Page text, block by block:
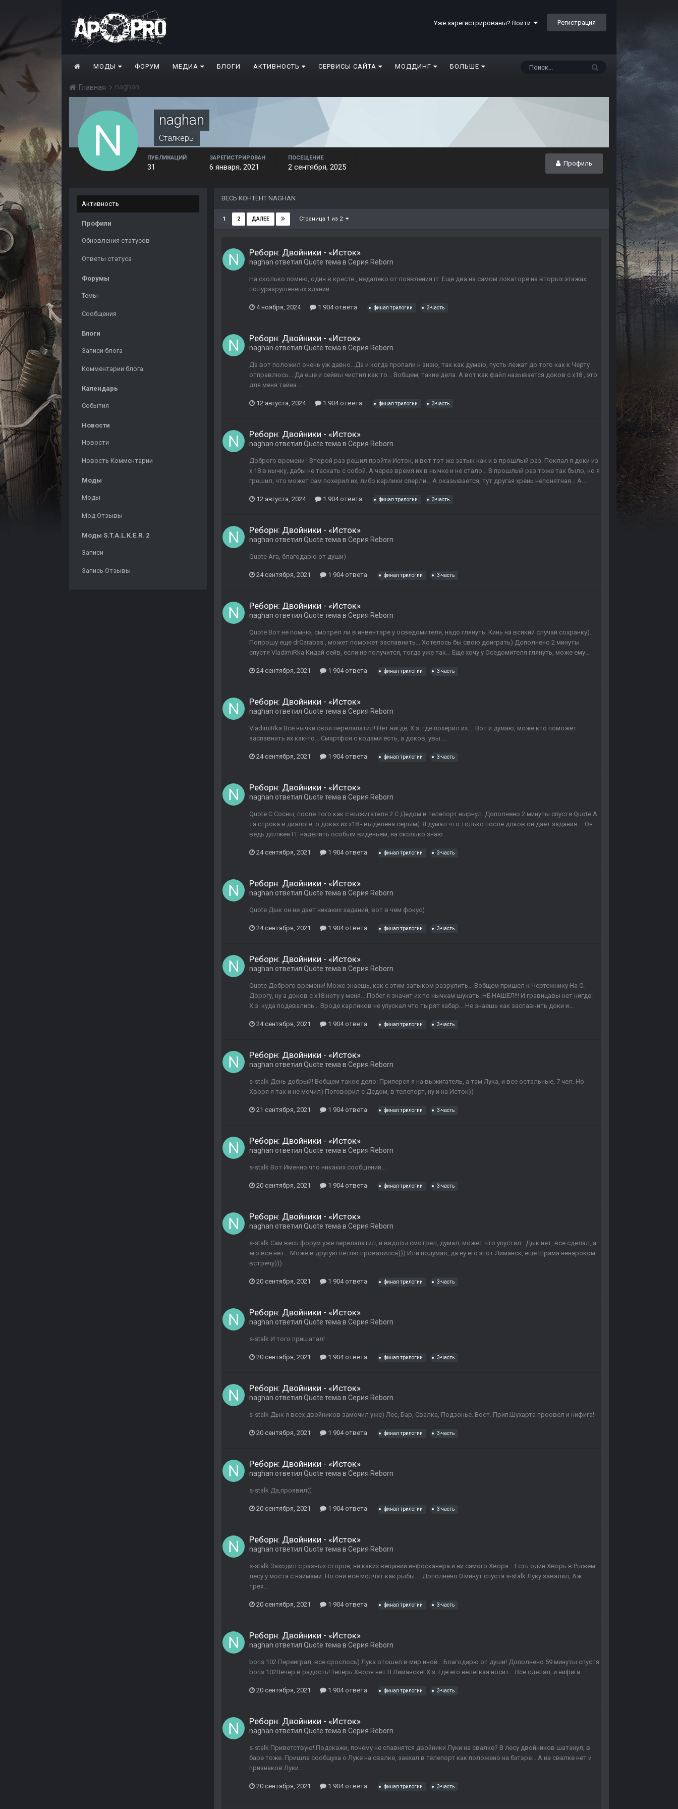
Уже зарегистрированы? Войти Регистрация
МОДЫ ФОРУМ МЕДИА БЛОГИ АКТИВНОСТЬ СЕРВИСЫ САЙТА МОДДИНГ БОЛЬШЕ
Главная naghan
naghan
Сталкеры
Профиль
ПУБЛИКАЦИЙ
31
ЗАРЕГИСТРИРОВАН
6 января, 2021
ПОСЕЩЕНИЕ
2 сентября, 2025
Активность
Профили
Обновления статусов
Ответы статуса
Форумы
Темы
Сообщения
Блоги
Записи блога
Комментарии блога
Календарь
События
Новости
Новости
Новость Комментарии
Моды
Моды
Мод Отзывы
Моды S.T.A.L.K.E.R. 2
Записи
Запись Отзывы
ВЕСЬ КОНТЕНТ NAGHAN
1 2 ДАЛЕЕ Страница 1 из 2
Реборн: Двойники - «Исток»
naghan ответил Quote тема в Серия Reborn
На сколько помню, один в кресте , недалеко от появления гг. Еще два на самом локаторе на вторых этажах
полуразрушенных зданий...
4 ноября, 2024 1 904 ответа финал трилогии 3-часть
Реборн: Двойники - «Исток»
naghan ответил Quote тема в Серия Reborn
Да вот положил очень уж давно...Да и когда пропали н знаю, так как думаю, пусть лежат до того как к Черту
отправлюсь... Да еще и сейвы чистил как то... Вобщем, такие дела. А вот как файл называется доков с х18 , это
для меня тайна...
12 августа, 2024 1 904 ответа финал трилогии 3-часть
Реборн: Двойники - «Исток»
naghan ответил Quote тема в Серия Reborn
Доброго времени ! Второй раз решил пройти Исток, и вот тот же затык как и в прошлый раз. Поклал я доки из
х 18 в нычку, дабы не таскать с собой. А через время их в нычке и не стало... В прошлый раз тоже так было, но я
грешил, что может сам похерил их, либо карлики сперли... А оказывается, тут другая хрень непонятная... А...
12 августа, 2024 1 904 ответа финал трилогии 3-часть
Реборн: Двойники - «Исток»
naghan ответил Quote тема в Серия Reborn
Quote Ага, благодарю от души)
24 сентября, 2021 1 904 ответа финал трилогии 3-часть
Реборн: Двойники - «Исток»
naghan ответил Quote тема в Серия Reborn
Quote Вот не помню, смотрел ли в инвентаре у осведомителя, надо глянуть. Кинь на всякий случай сохранку).
Попрошу еще drCarabas , может поможет заспавнить... Хотелось бы свою доиграть) Дополнено 2 минуты
спустя VladimiRka Кидай сейв, если не получится, тогда уже так... Еще хочу у Оседомителя глянуть, може ему...
24 сентября, 2021 1 904 ответа финал трилогии 3-часть
Реборн: Двойники - «Исток»
naghan ответил Quote тема в Серия Reborn
VladimiRka Все нычки свои перелапатил! Нет нигде, Х.з. где похерил их.... Вот и думаю, може кто поможет
заспавнить их как-то... Смартфон с кодами есть, а доков, увы....
24 сентября, 2021 1 904 ответа финал трилогии 3-часть
Реборн: Двойники - «Исток»
naghan ответил Quote тема в Серия Reborn
Quote С Сосны, после того как с выжигателя 2 С Дедом в телепорт нырнул. Дополнено 2 минуты спустя Quote А
та строка в диалоге, о доках их х18 - выделена серым(. Я думал что только после доков он дает задания ... Он
ведь должен ГГ наделить особым виденьем, на сколько знаю...
24 сентября, 2021 1 904 ответа финал трилогии 3-часть
Реборн: Двойники - «Исток»
naghan ответил Quote тема в Серия Reborn
Quote Дык он не дает никаких заданий, вот в чем фокус)
24 сентября, 2021 1 904 ответа финал трилогии 3-часть
Реборн: Двойники - «Исток»
naghan ответил Quote тема в Серия Reborn
Quote Доброго времени! Може знаешь, как с этим затыком разрулить... Вобщем пришел к Чертежнику На С.
Дорогу, ну а доков с х18 нету у меня... Побег я значит их по нычкам шукать. НЕ НАШЕЛ!!! И гравицавы нет нигде.
Х.з. куда подевались... Вроде карликов не упускал что тырят хабар... Не знаешь как заспавнить доки и...
24 сентября, 2021 1 904 ответа финал трилогии 3-часть
Реборн: Двойники - «Исток»
naghan ответил Quote тема в Серия Reborn
s-stalk День добрый! Вобщем такое дело: Приперся я на выжигатель, а там Лука, и все остальные, 7 чел. Но
Хворя я так и не мочил) Поговорил с Дедом, в телепорт, ну и на Исток))
21 сентября, 2021 1 904 ответа финал трилогии 3-часть
Реборн: Двойники - «Исток»
naghan ответил Quote тема в Серия Reborn
s-stalk Вот Именно что никаких сообщений...
20 сентября, 2021 1 904 ответа финал трилогии 3-часть
Реборн: Двойники - «Исток»
naghan ответил Quote тема в Серия Reborn
s-stalk Сам весь форум уже перелапатил, и видосы смотрел, думал, может что упустил...Дык нет, все сделал, а
его все нет... Може в другую петлю провалился))) Или подумал, да ну его этот Лиманск, еще Шрама ненароком
встречу)))
20 сентября, 2021 1 904 ответа финал трилогии 3-часть
Реборн: Двойники - «Исток»
naghan ответил Quote тема в Серия Reborn
s-stalk И того пришатал!
20 сентября, 2021 1 904 ответа финал трилогии 3-часть
Реборн: Двойники - «Исток»
naghan ответил Quote тема в Серия Reborn
s-stalk Дык я всех двойников замочил уже) Лес, Бар, Свалка, Подзонье. Вост. Прип.Шухарта проовел и нифига!
20 сентября, 2021 1 904 ответа финал трилогии 3-часть
Реборн: Двойники - «Исток»
naghan ответил Quote тема в Серия Reborn
s-stalk Да,проявил((
20 сентября, 2021 1 904 ответа финал трилогии 3-часть
Реборн: Двойники - «Исток»
naghan ответил Quote тема в Серия Reborn
s-stalk Заходил с разных сторон, ни каких вещаний инфосканера и ни самого Хворя... Есть один Хворь в Рыжем
лесу у моста с наймами. Но они все молчат как рыбы.... Дополнено 0 минут спустя s-stalk Луку завалил, Аж
трех...
20 сентября, 2021 1 904 ответа финал трилогии 3-часть
Реборн: Двойники - «Исток»
naghan ответил Quote тема в Серия Reborn
boris.102 Переиграл, все срослось) Лука отошел в мир иной... Благодарю от души! Дополнено 59 минуты спустя
boris.102Вечер в радость! Теперь Хворя нет В Лиманске! Х.з. Где его нелегкая носит... Все сделал, и нифига...
20 сентября, 2021 1 904 ответа финал трилогии 3-часть
Реборн: Двойники - «Исток»
naghan ответил Quote тема в Серия Reborn
s-stalk Приветствую! Подскажи, почему не спавнятся двойники Луки на свалке? В лесу двойников шатанул, в
баре тоже. Пришла сообщуха о Луке на свалке, заехал в телепорт как положено на бэтэре... А на свалке нет и
признаков Луки...
20 сентября, 2021 1 904 ответа финал трилогии 3-часть